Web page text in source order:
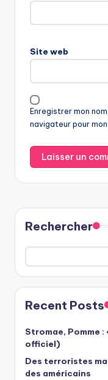
Site web
Enregistrer mon
navigateur pour
Rechercher
Recent Posts
Stromae, Pomme :
officiel)
Des terroristes
des américains